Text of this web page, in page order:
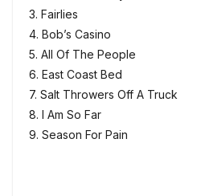
3. Fairlies
4. Bob’s Casino
5. All Of The People
6. East Coast Bed
7. Salt Throwers Off A Truck
8. I Am So Far
9. Season For Pain